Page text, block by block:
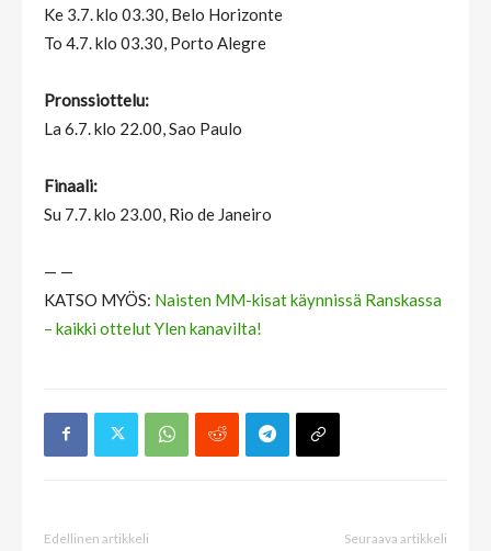
Ke 3.7. klo 03.30, Belo Horizonte
To 4.7. klo 03.30, Porto Alegre
Pronssiottelu:
La 6.7. klo 22.00, Sao Paulo
Finaali:
Su 7.7. klo 23.00, Rio de Janeiro
— —
KATSO MYÖS: Naisten MM-kisat käynnissä Ranskassa
– kaikki ottelut Ylen kanavilta!
Edellinen artikkeli Seuraava artikkeli